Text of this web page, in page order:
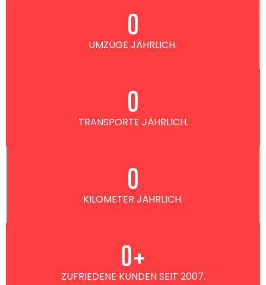
UMZÜGE JÄHRLICH.
0
TRANSPORTE JÄHRLICH.
0
KILOMETER JÄHRLICH.
0
ZUFRIEDENE KUNDEN SEIT 2007.
0+